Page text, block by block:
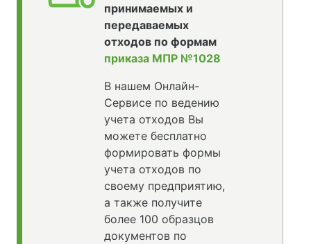
принимаемых и
передаваемых
отходов по формам
приказа МПР №1028
В нашем Онлайн-
Сервисе по ведению
учета отходов Вы
можете бесплатно
формировать формы
учета отходов по
своему предприятию,
а также получите
более 100 образцов
документов по